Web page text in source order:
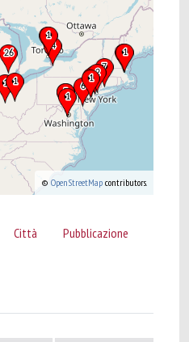
© OpenStreetMap contributors.
Città Pubblicazione